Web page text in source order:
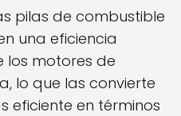
pilas de combustible
una eficiencia
los motores de
lo que las convierte
eficiente en términos